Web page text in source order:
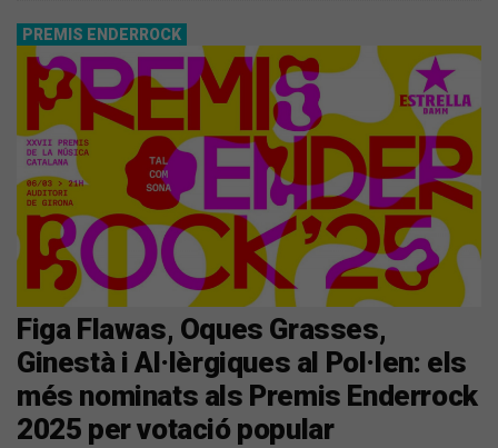
PREMIS ENDERROCK
Figa Flawas, Oques Grasses,
Ginestà i Al·lèrgiques al Pol·len: els
més nominats als Premis Enderrock
2025 per votació popular